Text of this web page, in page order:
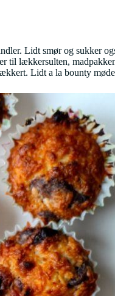
Lidt smør og sukker
til lækkersulten,
Lidt a la bounty